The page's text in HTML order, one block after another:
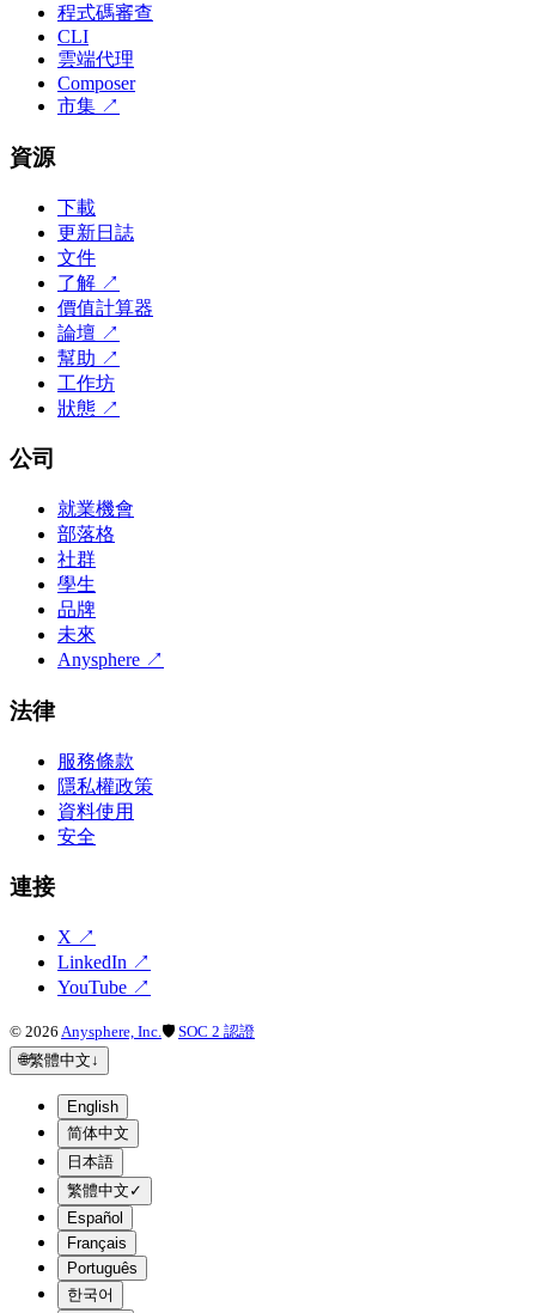
程式碼審查
CLI
雲端代理
Composer
市集 ↗
資源
下載
更新日誌
文件
了解 ↗
價值計算器
論壇 ↗
幫助 ↗
工作坊
狀態 ↗
公司
就業機會
部落格
社群
學生
品牌
未來
Anysphere ↗
法律
服務條款
隱私權政策
資料使用
安全
連接
X ↗
LinkedIn ↗
YouTube ↗
© 2026 Anysphere, Inc. 🛡 SOC 2 認證
🌐繁體中文↓
English
简体中文
日本語
繁體中文 ✓
Español
Français
Português
한국어